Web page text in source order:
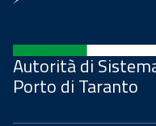
Autorità di
Porto di Taranto